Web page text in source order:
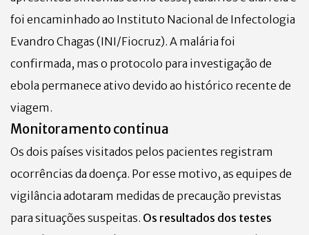
foi encaminhado ao Instituto Nacional de Infectologia
Evandro Chagas (INI/Fiocruz). A malária foi
confirmada, mas o protocolo para investigação de
ebola permanece ativo devido ao histórico recente de
viagem.
Monitoramento continua
Os dois países visitados pelos pacientes registram
ocorrências da doença. Por esse motivo, as equipes de
vigilância adotaram medidas de precaução previstas
para situações suspeitas. Os resultados dos testes